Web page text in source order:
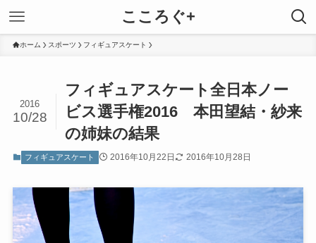
こころぐ+
ホーム スポーツ フィギュアスケート
フィギュアスケート全日本ノー
ビス選手権2016 本田望結・紗来
の姉妹の結果
2016
10/28
フィギュアスケート 2016年10月22日 2016年10月28日